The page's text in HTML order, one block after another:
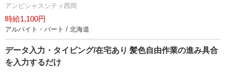
アンビシャスシティ西岡
時給1,100円
アルバイト・パート / 北海道
データ入力・タイピング/在宅あり 髪色自由作業の進み具合
を入力するだけ